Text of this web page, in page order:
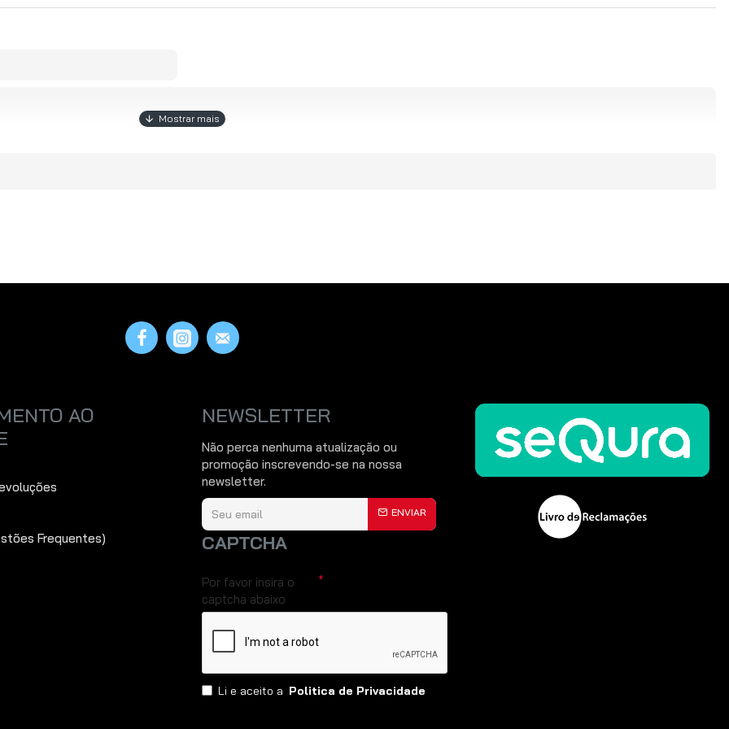
AO
Frequentes)
NEWSLETTER
Não perca nenhuma atualização ou
promoção inscrevendo-se na nossa
newsletter.
ENVIAR
CAPTCHA
Por favor insira o
captcha abaixo
Li e aceito a Politica de Privacidade